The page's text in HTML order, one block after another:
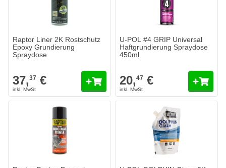
Raptor Liner 2K Rostschutz
Epoxy Grundierung
Spraydose
37,37 €
U-POL #4 GRIP Universal
Haftgrundierung Spraydose
450ml
20,47 €